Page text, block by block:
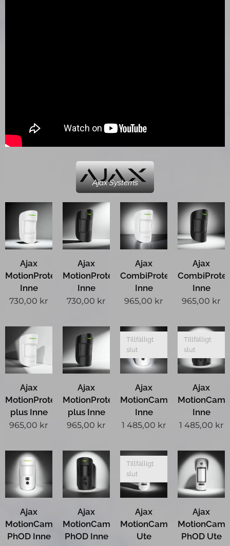
Ajax Systems
Ajax
MotionProtect
Inne
730,00 kr
Ajax
MotionProtect
Inne
730,00 kr
Ajax
CombiProtect
Inne
965,00 kr
Ajax
Inne
965,00 kr
Ajax
MotionProtect
plus Inne
965,00 kr
Ajax
MotionProtect
plus Inne
965,00 kr
Ajax
MotionCam
Inne
Tillfälligt
slut
1 485,00 kr
Ajax
MotionCam
Inne
Tillfälligt
slut
1 485,00 kr
Ajax
MotionCam
PhOD Inne
Ajax
MotionCam
PhOD Inne
Ajax
MotionCam
Ute
Tillfälligt
slut
Ajax
MotionCam
PhOD Ute